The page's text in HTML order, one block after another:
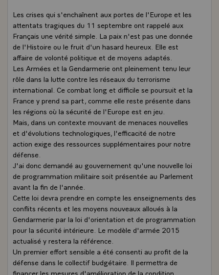
Les crises qui s'enchaînent aux portes de l'Europe et les
attentats tragiques du 11 septembre ont rappelé aux
Français une vérité simple. La paix n'est pas une donnée
de l'Histoire ou le fruit d'un hasard heureux. Elle est
affaire de volonté politique et de moyens adaptés.
Les Armées et la Gendarmerie ont pleinement tenu leur
rôle dans la lutte contre les réseaux du terrorisme
international. Ce combat long et difficile se poursuit et la
France y prend sa part, comme elle reste présente dans
les régions où la sécurité de l'Europe est en jeu.
Mais, dans un contexte mouvant de menaces nouvelles
et d'évolutions technologiques, l'efficacité de notre
action exige des ressources supplémentaires pour notre
défense.
J'ai donc demandé au gouvernement qu'une nouvelle loi
de programmation militaire soit présentée au Parlement
avant la fin de l'année.
Cette loi devra prendre en compte les enseignements des
conflits récents et les moyens nouveaux alloués à la
Gendarmerie par la loi d'orientation et de programmation
pour la sécurité intérieure. Le modèle d'armée 2015
actualisé y restera la référence.
Un premier effort sensible a été consenti au profit de la
défense dans le collectif budgétaire. Il permettra de
financer les mesures d'amélioration de la condition